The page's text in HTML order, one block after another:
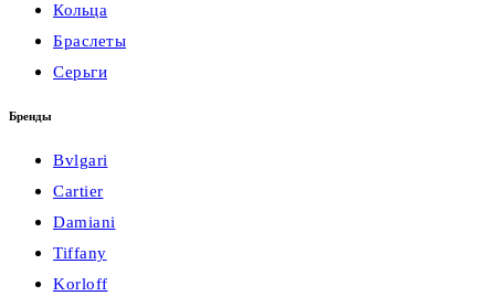
Кольца
Браслеты
Серьги
Бренды
Bvlgari
Cartier
Damiani
Tiffany
Korloff